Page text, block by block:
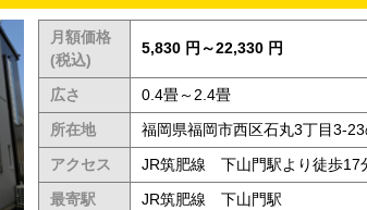
月額価格
(税込)
5,830 円～22,330 円
広さ
0.4畳～2.4畳
所在地
福岡県福岡市西区石丸3丁目3-23
アクセス
JR筑肥線 下山門駅より徒歩17
最寄駅
JR筑肥線 下山門駅